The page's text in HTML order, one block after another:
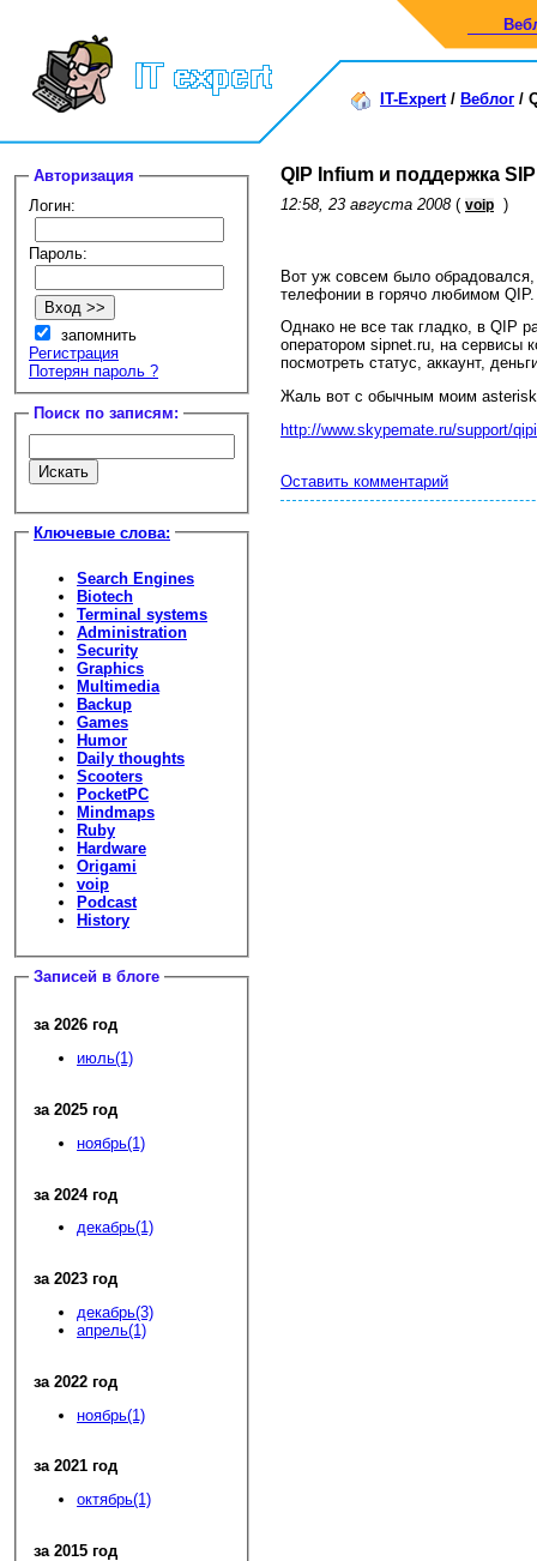
IT-Expert/ Веблог /
Авторизация
Логин:
Пароль:
запомнить
Регистрация
Потерян пароль ?
Поиск по записям:
Ключевые слова:
Search Engines
Biotech
Terminal systems
Administration
Security
Graphics
Multimedia
Backup
Games
Humor
Daily thoughts
Scooters
PocketPC
Mindmaps
Ruby
Hardware
Origami
voip
Podcast
History
Записей в блоге
за 2026 год
июль(1)
за 2025 год
ноябрь(1)
за 2024 год
декабрь(1)
за 2023 год
декабрь(3)
апрель(1)
за 2022 год
ноябрь(1)
за 2021 год
октябрь(1)
за 2015 год
QIP Infium и поддержка SIP
12:58, 23 августа 2008 ( voip )
Вот уж совсем было
телефонии в горячо любимом QIP.
Однако не все так гладко, в QIP
оператором sipnet.ru, на сервисы
посмотреть статус, аккаунт,
Жаль вот с обычным моим asterisk
http://www.skypemate.ru/support/
Оставить комментарий